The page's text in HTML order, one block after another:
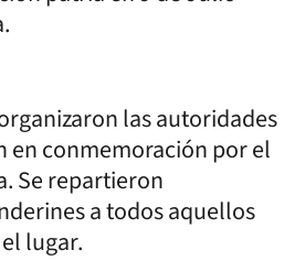
las autoridades
en conmemoración por el
Se repartieron
a todos aquellos
lugar.